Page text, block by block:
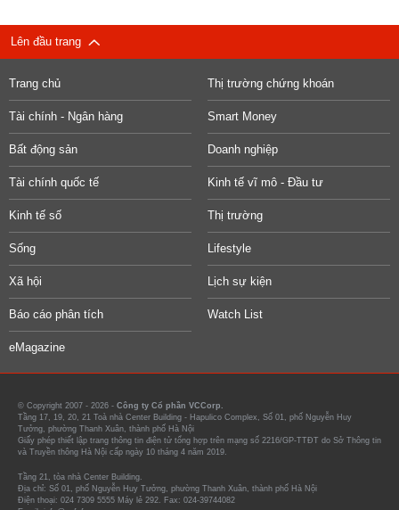
Lên đầu trang
Trang chủ Thị trường chứng khoán
Tài chính - Ngân hàng Smart Money
Bất động sản Doanh nghiệp
Tài chính quốc tế Kinh tế vĩ mô - Đầu tư
Kinh tế số Thị trường
Sống Lifestyle
Xã hội Lịch sự kiện
Báo cáo phân tích Watch List
eMagazine
© Copyright 2007 - 2026 - Công ty Cổ phần VCCorp.
Tầng 17, 19, 20, 21 Toà nhà Center Building - Hapulico Complex, Số 01, phố Nguyễn Huy
Tưởng, phường Thanh Xuân, thành phố Hà Nội
Giấy phép thiết lập trang thông tin điện tử tổng hợp trên mạng số 2216/GP-TTĐT do Sở Thông tin
và Truyền thông Hà Nội cấp ngày 10 tháng 4 năm 2019.
Tầng 21, tòa nhà Center Building.
Địa chỉ: Số 01, phố Nguyễn Huy Tưởng, phường Thanh Xuân, thành phố Hà Nội
Điện thoại: 024 7309 5555 Máy lẻ 292. Fax: 024-39744082